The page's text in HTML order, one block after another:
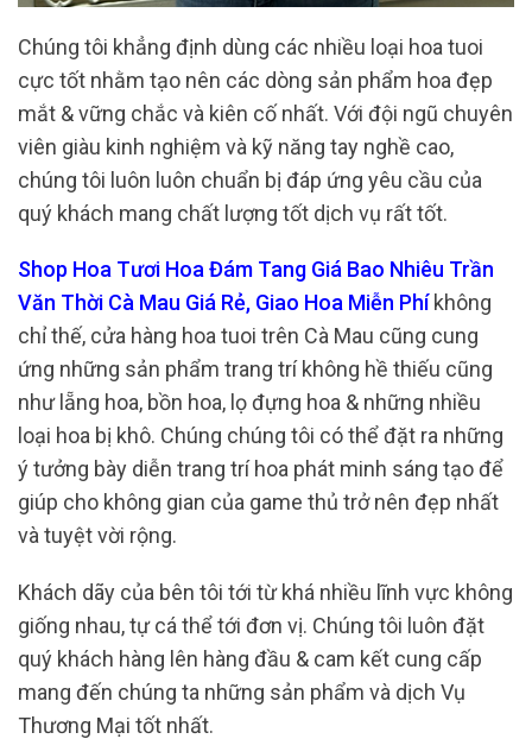
Chúng tôi khẳng định dùng các nhiều loại hoa tuoi
cực tốt nhằm tạo nên các dòng sản phẩm hoa đẹp
mắt & vững chắc và kiên cố nhất. Với đội ngũ chuyên
viên giàu kinh nghiệm và kỹ năng tay nghề cao,
chúng tôi luôn luôn chuẩn bị đáp ứng yêu cầu của
quý khách mang chất lượng tốt dịch vụ rất tốt.
Shop Hoa Tươi Hoa Đám Tang Giá Bao Nhiêu Trần
Văn Thời Cà Mau Giá Rẻ, Giao Hoa Miễn Phíkhông
chỉ thế, cửa hàng hoa tuoi trên Cà Mau cũng cung
ứng những sản phẩm trang trí không hề thiếu cũng
như lẵng hoa, bồn hoa, lọ đựng hoa & những nhiều
loại hoa bị khô. Chúng chúng tôi có thể đặt ra những
ý tưởng bày diễn trang trí hoa phát minh sáng tạo để
giúp cho không gian của game thủ trở nên đẹp nhất
và tuyệt vời rộng.
Khách dãy của bên tôi tới từ khá nhiều lĩnh vực không
giống nhau, tự cá thể tới đơn vị. Chúng tôi luôn đặt
quý khách hàng lên hàng đầu & cam kết cung cấp
mang đến chúng ta những sản phẩm và dịch Vụ
Thương Mại tốt nhất.